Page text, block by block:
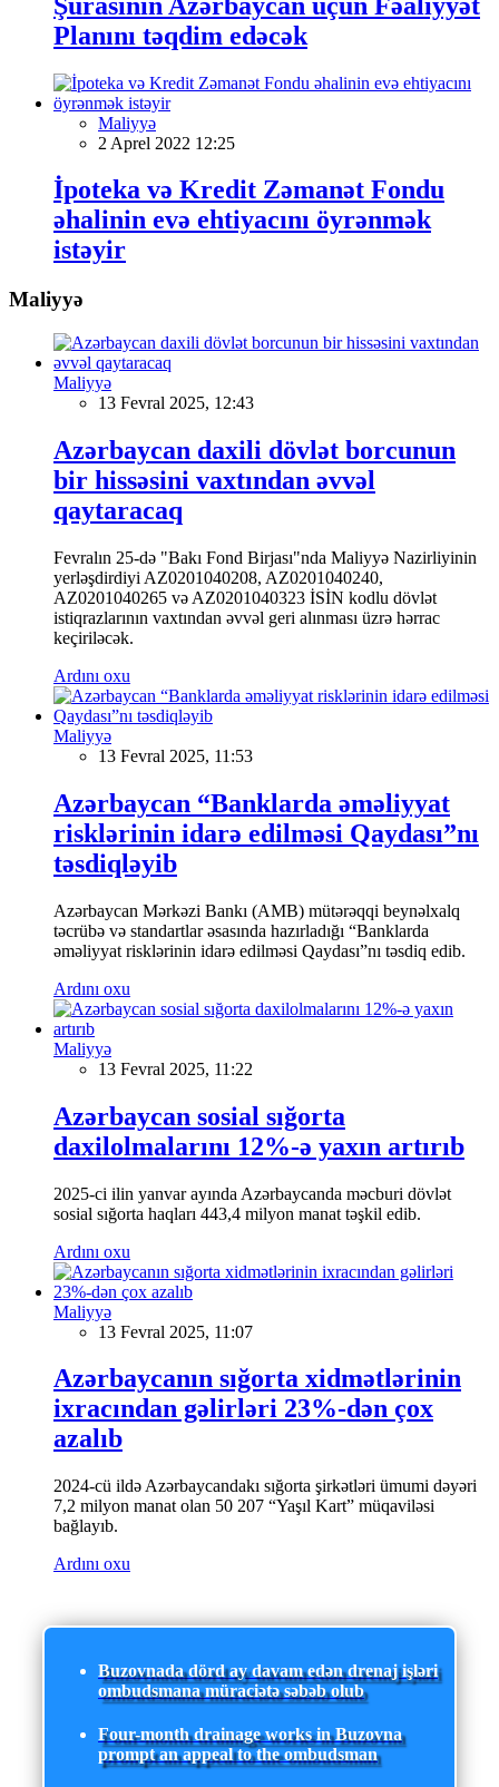
Planını təqdim edəcək
Maliyyə
2 Aprel 2022 12:25
İpoteka və Kredit Zəmanət Fondu
əhalinin evə ehtiyacını öyrənmək
istəyir
Maliyyə
Maliyyə
13 Fevral 2025, 12:43
Azərbaycan daxili dövlət borcunun
bir hissəsini vaxtından əvvəl
qaytaracaq
Fevralın 25-də "Bakı Fond Birjası"nda Maliyyə Nazirliyinin
yerləşdirdiyi AZ0201040208, AZ0201040240,
AZ0201040265 və AZ0201040323 İSİN kodlu dövlət
istiqrazlarının vaxtından əvvəl geri alınması üzrə hərrac
keçiriləcək.
Ardını oxu
Maliyyə
13 Fevral 2025, 11:53
Azərbaycan “Banklarda əməliyyat
risklərinin idarə edilməsi Qaydası”nı
təsdiqləyib
Azərbaycan Mərkəzi Bankı (AMB) mütərəqqi beynəlxalq
təcrübə və standartlar əsasında hazırladığı “Banklarda
əməliyyat risklərinin idarə edilməsi Qaydası”nı təsdiq edib.
Ardını oxu
Maliyyə
13 Fevral 2025, 11:22
Azərbaycan sosial sığorta
daxilolmalarını 12%-ə yaxın artırıb
2025-ci ilin yanvar ayında Azərbaycanda məcburi dövlət
sosial sığorta haqları 443,4 milyon manat təşkil edib.
Ardını oxu
Maliyyə
13 Fevral 2025, 11:07
Azərbaycanın sığorta xidmətlərinin
ixracından gəlirləri 23%-dən çox
azalıb
2024-cü ildə Azərbaycandakı sığorta şirkətləri ümumi dəyəri
7,2 milyon manat olan 50 207 “Yaşıl Kart” müqaviləsi
bağlayıb.
Ardını oxu
Buzovnada dörd ay davam edən drenaj işləri
ombudsmana müraciətə səbəb olub
Four-month drainage works in Buzovna
prompt an appeal to the ombudsman